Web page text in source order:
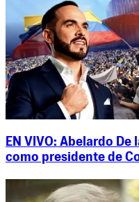
EN VIVO: Abelardo
como presidente de